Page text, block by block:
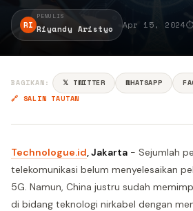
RI
PENULIS
Riyandy Aristyo Apr 15, 2024
BAGIKAN: 𝕏 TWITTER WHATSAPP
🔗 SALIN TAUTAN
Technologue.id, Jakarta - Sejumlah
telekomunikasi belum menyelesaikan
5G. Namun, China justru sudah
di bidang teknologi nirkabel dengan